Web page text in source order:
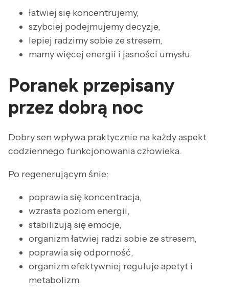
łatwiej się koncentrujemy,
szybciej podejmujemy decyzje,
lepiej radzimy sobie ze stresem,
mamy więcej energii i jasności umysłu.
Poranek przepisany
przez dobrą noc
Dobry sen wpływa praktycznie na każdy aspekt
codziennego funkcjonowania człowieka.
Po regenerującym śnie:
poprawia się koncentracja,
wzrasta poziom energii,
stabilizują się emocje,
organizm łatwiej radzi sobie ze stresem,
poprawia się odporność,
organizm efektywniej reguluje apetyt i
metabolizm.